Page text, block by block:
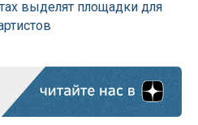
выделят площадки для